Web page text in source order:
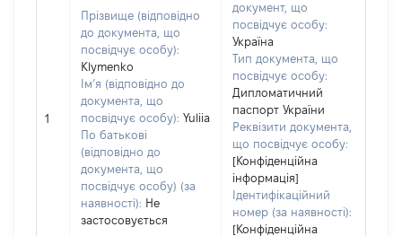
1
Прізвище (відповідно
до документа, що
посвідчує особу):
Klymenko
Ім’я (відповідно до
документа, що
посвідчує особу): Yuliia
По батькові
(відповідно до
документа, що
посвідчує особу) (за
наявності): Не
застосовується
документ, що
посвідчує особу:
Україна
Тип документа, що
посвідчує особу:
Дипломатичний
паспорт України
Реквізити документа,
що посвідчує особу:
[Конфіденційна
інформація]
Ідентифікаційний
номер (за наявності):
[Конфіденційна